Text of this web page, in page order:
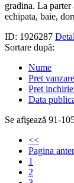
gradina. La
echipata, baie,
ID: 1926287
Sortare după:
Nume
Pret vanzare
Pret
Data
Se afişează 91-
<<
Pagina
1
2